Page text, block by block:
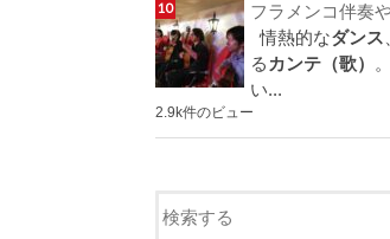
フラメンコ伴奏
情熱的なダンス
るカンテ（歌）
い...
2.9k件のビュー